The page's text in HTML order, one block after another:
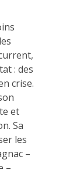
: des
crise.
et
Sa
les
–